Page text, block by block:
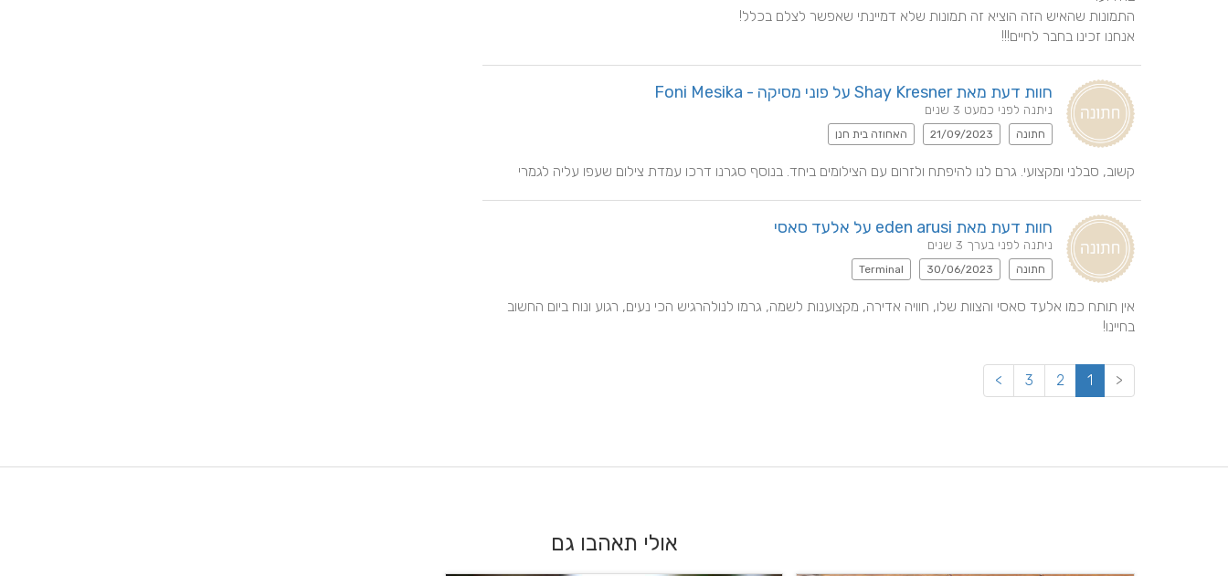
אנחנו זכינו בחבר לחיים!!!
חוות דעת מאת Shay Kresner על פוני מסיקה - Foni Mesika
ניתנה לפני כמעט 3 שנים
חתונה 21/09/2023 האחוזה בית חנן
קשוב, סבלני ומקצועי. גרם לנו להיפתח ולזרום עם הצילומים ביחד. בנוסף סגרנו דרכו עמדת צילום שעפו עליה לגמרי
חוות דעת מאת eden arusi על אלעד סאסי
ניתנה לפני בערך 3 שנים
חתונה 30/06/2023
Terminal
בחיינו!
<
1
2
3
>
אולי תאהבו גם